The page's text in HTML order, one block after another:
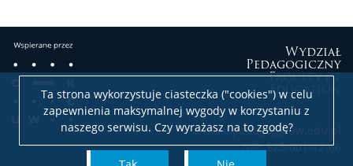
Ta strona wykorzystuje ciasteczka ("cookies") w celu
zapewnienia maksymalnej wygody w korzystaniu z
naszego serwisu. Czy wyrażasz na to zgodę?
Wydział
Pedagogiczny
Faculty of
Education
e-mail: pedagog@uw.edu.pl
NIP: 525-001-12-66